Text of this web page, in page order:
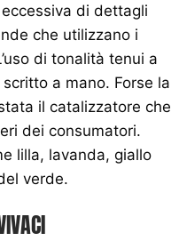
di dettagli
che utilizzano i
di tonalità tenui a
a mano. Forse la
il catalizzatore che
dei consumatori.
lilla, lavanda, giallo
verde.